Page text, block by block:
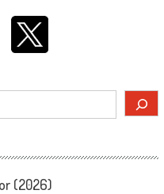
(2026)